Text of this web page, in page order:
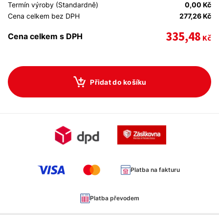
Termín výroby (Standardně)
0,00 Kč
Cena celkem bez DPH
277,26 Kč
Cena celkem s DPH 335,48 Kč
Přidat do košíku
Platba na fakturu
Platba převodem